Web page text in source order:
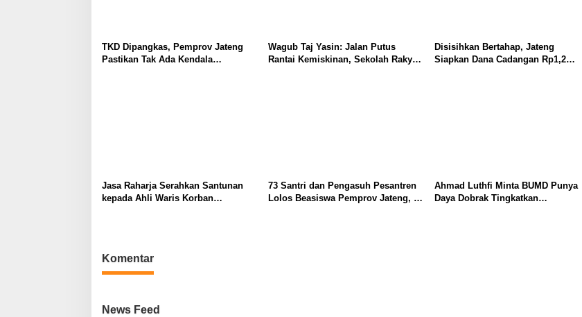
TKD Dipangkas, Pemprov Jateng
Pastikan Tak Ada Kendala
Wagub Taj Yasin: Jalan Putus
Rantai Kemiskinan, Sekolah Rakyat
Disisihkan Bertahap, Jateng
Siapkan Dana Cadangan Rp1,2
Jasa Raharja Serahkan Santunan
kepada Ahli Waris Korban
73 Santri dan Pengasuh Pesantren
Lolos Beasiswa Pemprov Jateng, 15
Ahmad Luthfi Minta BUMD Punya
Daya Dobrak Tingkatkan
Komentar
News Feed